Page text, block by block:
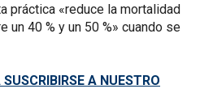
práctica «reduce la mortalidad
un 40 % y un 50 %» cuando se
A NUESTRO